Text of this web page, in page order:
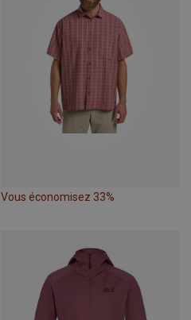
Vous économisez 33%